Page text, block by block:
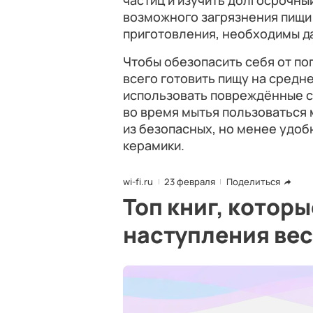
возможного загрязнения
приготовления, необходимы
Чтобы обезопасить себя от
всего готовить пищу на
использовать повреждённые
во время мытья пользоваться
из безопасных, но менее
керамики.
wi-fi.ru 23 февраля Поделиться
Топ книг,
наступления